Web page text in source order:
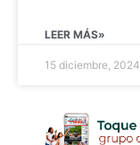
LEER MÁS»
15 diciembre, 2024